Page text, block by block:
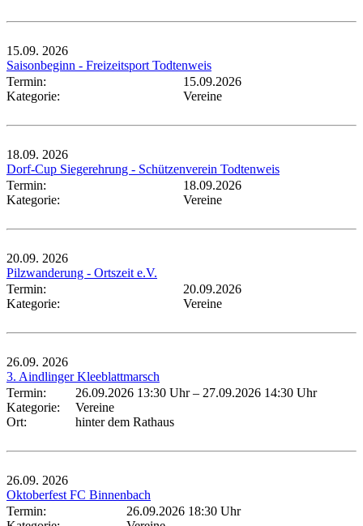
15.09. 2026
Saisonbeginn - Freizeitsport Todtenweis
Termin:
15.09.2026
Kategorie:
Vereine
18.09. 2026
Dorf-Cup Siegerehrung - Schützenverein Todtenweis
Termin:
18.09.2026
Kategorie:
Vereine
20.09. 2026
Pilzwanderung - Ortszeit e.V.
Termin:
20.09.2026
Kategorie:
Vereine
26.09. 2026
3. Aindlinger Kleeblattmarsch
Termin:
26.09.2026 13:30 Uhr– 27.09.2026 14:30 Uhr
Kategorie:
Vereine
Ort:
hinter dem Rathaus
26.09. 2026
Oktoberfest FC Binnenbach
Termin:
26.09.2026 18:30 Uhr